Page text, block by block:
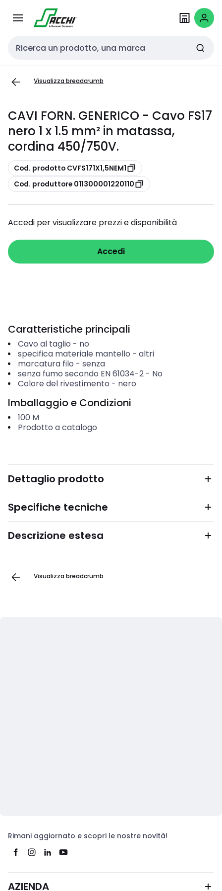
navigazionecontenuto
Cerca input
Visualizza breadcrumb
CAVI FORN. GENERICO - Cavo FS17
nero 1 x 1.5 mm² in matassa,
cordina 450/750V.
copia
Cod. prodotto CVFS171X1,5NEM1
copia
Cod. produttore 011300001220110
Accedi per visualizzare prezzi e disponibilità
Accedi
Caratteristiche principali
Cavo al taglio - no
specifica materiale mantello - altri
marcatura filo - senza
senza fumo secondo EN 61034-2- No
Colore del rivestimento - nero
Imballaggio e Condizioni
100 M
Prodotto a catalogo
Dettaglio prodotto
Specifiche tecniche
Descrizione estesa
Visualizza breadcrumb
Rimani aggiornato e scopri le nostre novità!
AZIENDA